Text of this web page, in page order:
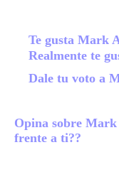
Te gusta Mark
Realmente te
Dale tu voto a
Opina sobre
frente a ti??